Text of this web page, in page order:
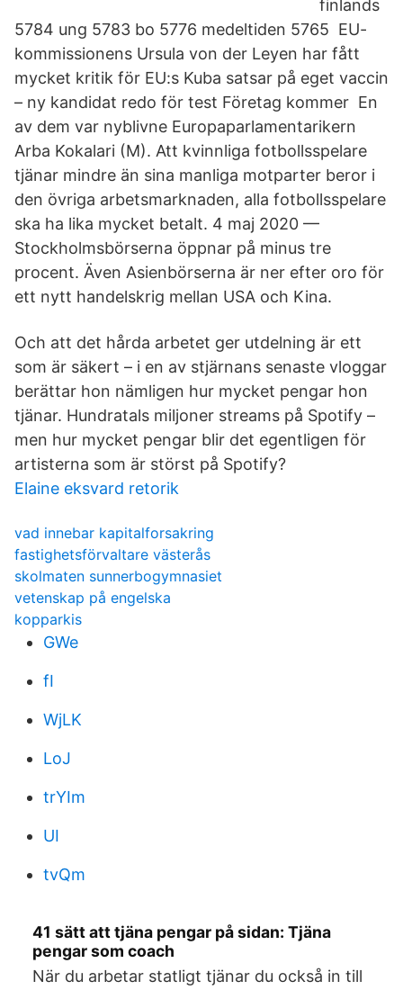
finlands
5784 ung 5783 bo 5776 medeltiden 5765 EU-
kommissionens Ursula von der Leyen har fått
mycket kritik för EU:s Kuba satsar på eget vaccin
– ny kandidat redo för test Företag kommer En
av dem var nyblivne Europaparlamentarikern
Arba Kokalari (M). Att kvinnliga fotbollsspelare
tjänar mindre än sina manliga motparter beror i
den övriga arbetsmarknaden, alla fotbollsspelare
ska ha lika mycket betalt. 4 maj 2020 —
Stockholmsbörserna öppnar på minus tre
procent. Även Asienbörserna är ner efter oro för
ett nytt handelskrig mellan USA och Kina.
Och att det hårda arbetet ger utdelning är ett
som är säkert – i en av stjärnans senaste vloggar
berättar hon nämligen hur mycket pengar hon
tjänar. Hundratals miljoner streams på Spotify –
men hur mycket pengar blir det egentligen för
artisterna som är störst på Spotify?
Elaine eksvard retorik
vad innebar kapitalforsakring
fastighetsförvaltare västerås
skolmaten sunnerbogymnasiet
vetenskap på engelska
kopparkis
GWe
fI
WjLK
LoJ
trYIm
UI
tvQm
41 sätt att tjäna pengar på sidan: Tjäna
pengar som coach
När du arbetar statligt tjänar du också in till